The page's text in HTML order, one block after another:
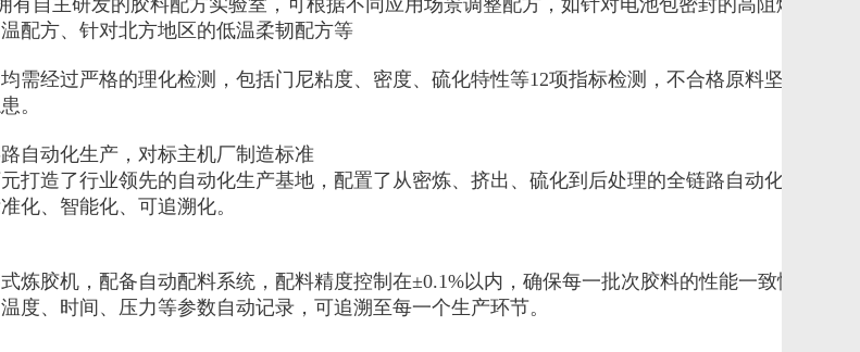
配方、针对北方地区的低温柔韧配方等
需经过严格的理化检测，包括门尼粘度、密度、硫化特性等12项指标检测，不合格原料坚决退回
。
自动化生产，对标主机厂制造标准
打造了行业领先的自动化生产基地，配置了从密炼、挤出、硫化到后处理的全链路自动化生产线
化、智能化、可追溯化。
炼胶机，配备自动配料系统，配料精度控制在±0.1%以内，确保每一批次胶料的性能一致性。密炼
度、时间、压力等参数自动记录，可追溯至每一个生产环节。